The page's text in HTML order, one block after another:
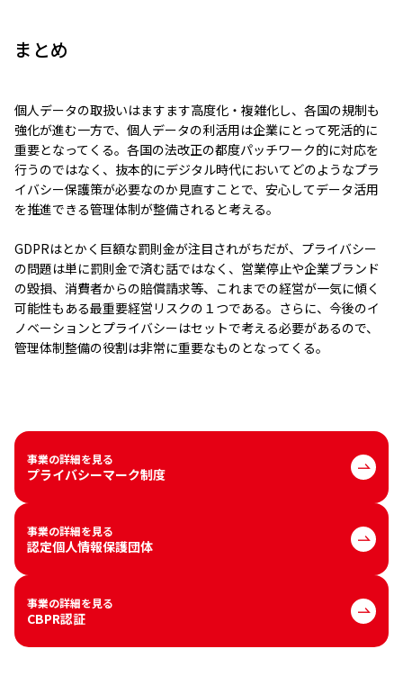
まとめ
個人データの取扱いはますます高度化・複雑化し、各国の規制も
強化が進む一方で、個人データの利活用は企業にとって死活的に
重要となってくる。各国の法改正の都度パッチワーク的に対応を
行うのではなく、抜本的にデジタル時代においてどのようなプラ
イバシー保護策が必要なのか見直すことで、安心してデータ活用
を推進できる管理体制が整備されると考える。
GDPRはとかく巨額な罰則金が注目されがちだが、プライバシー
の問題は単に罰則金で済む話ではなく、営業停止や企業ブランド
の毀損、消費者からの賠償請求等、これまでの経営が一気に傾く
可能性もある最重要経営リスクの１つである。さらに、今後のイ
ノベーションとプライバシーはセットで考える必要があるので、
管理体制整備の役割は非常に重要なものとなってくる。
事業の詳細を見る
プライバシーマーク制度
事業の詳細を見る
認定個人情報保護団体
事業の詳細を見る
CBPR認証